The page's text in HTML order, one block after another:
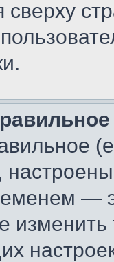
сверху
—
изменить